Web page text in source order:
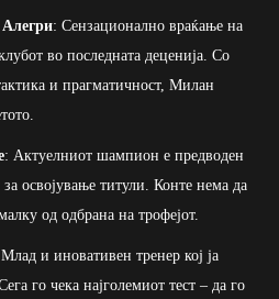
: Сензационално враќање на
во последната деценија. Со
и прагматичност, Милан
: Актуелниот шампион е предводен
освојување титули. Конте нема да
од одбрана на трофејот.
и иновативен тренер кој ја
го чека најголемиот тест – да го